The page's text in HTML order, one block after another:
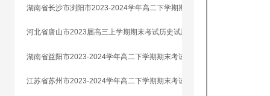
河北省唐山市2023届高三上学期期末考试历史试题
湖南省益阳市2023-2024学年高二下学期期末考试历史试题